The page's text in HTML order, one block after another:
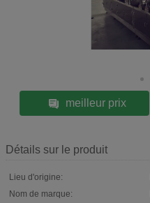
meilleur prix
Détails sur le produit
Lieu d'origine:
Nom de marque: